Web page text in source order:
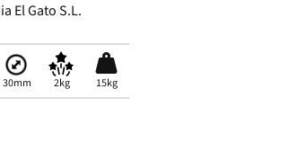
El Gato S.L.
30mm 2kg 15kg